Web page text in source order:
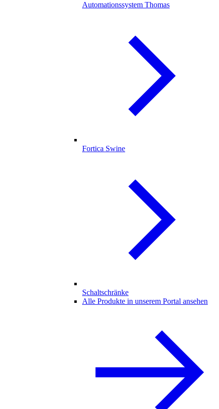
Automationssystem Thomas
Fortica Swine
Schaltschränke
Alle Produkte in unserem Portal ansehen